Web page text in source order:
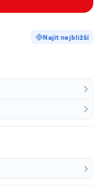
Najít nejbližší